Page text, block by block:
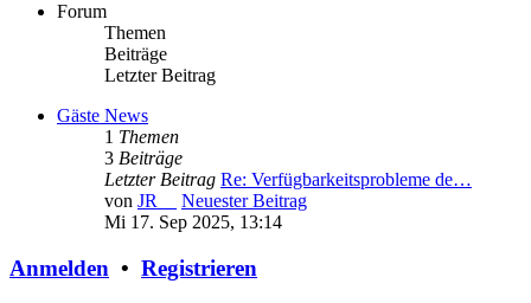
Forum
Themen
Beiträge
Letzter Beitrag
Gäste News
1 Themen
3 Beiträge
Letzter Beitrag Re: Verfügbarkeitsprobleme de…
von JR__
Neuester Beitrag
Mi 17. Sep 2025, 13:14
Anmelden • Registrieren